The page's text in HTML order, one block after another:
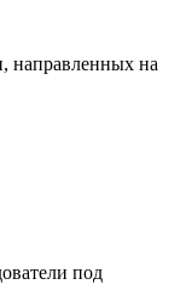
направленных на
под